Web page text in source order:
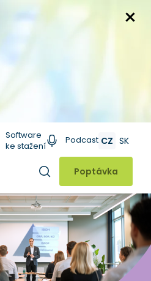
Software
ke stažení
Podcast CZ SK
Hledat
Poptávka